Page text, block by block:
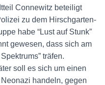
Connewitz beteiligt
zu dem Hirschgarten-
habe “Lust auf Stunk”
gewesen, dass sich am
träfen.
soll es sich um einen
handeln, gegen